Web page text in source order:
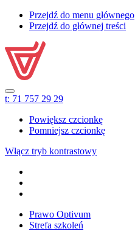
Przejdź do menu głównego
Przejdź do głównej treści
t: 71 757 29 29
Powiększ czcionkę
Pomniejsz czcionkę
Włącz tryb kontrastowy
Prawo Optivum
Strefa szkoleń